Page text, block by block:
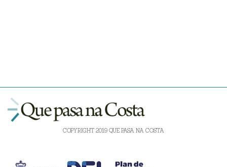
COPYRIGHT 2019 QUE PASA NA COSTA